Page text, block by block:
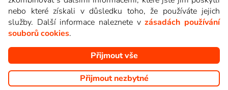
Copyright © goNET s.r.o. Na tomto webu jsou zobrazovány
obrázky z pořadů TV stanic, které můžete sledovat v Lepší.TV.
nebo které získali v důsledku toho, že používáte jejich
služby. Další informace naleznete vzásadách používání
souborů cookies.
Přijmout vše
Přijmout nezbytné